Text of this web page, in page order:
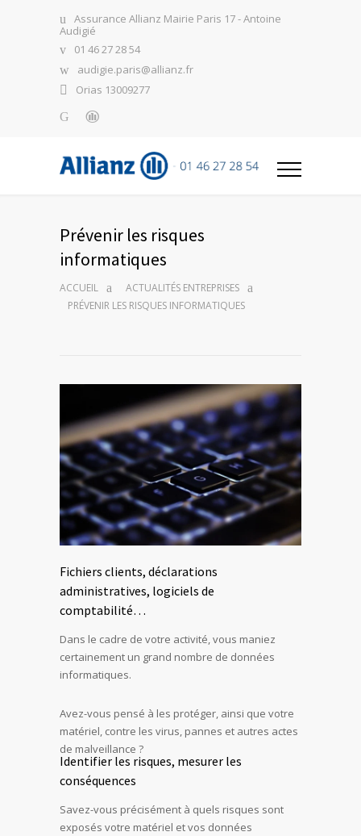
Assurance Allianz Mairie Paris 17 - Antoine
Audigié
01 46 27 28 54
audigie.paris@allianz.fr
Orias 13009277
Prévenir les risques
informatiques
ACCUEIL
ACTUALITÉS ENTREPRISES
PRÉVENIR LES RISQUES INFORMATIQUES
Fichiers clients, déclarations
administratives, logiciels de
comptabilité…
Dans le cadre de votre activité, vous maniez
certainement un grand nombre de données
informatiques.
Avez-vous pensé à les protéger, ainsi que votre
matériel, contre les virus, pannes et autres actes
de malveillance ?
Identifier les risques, mesurer les
conséquences
Savez-vous précisément à quels risques sont
exposés votre matériel et vos données